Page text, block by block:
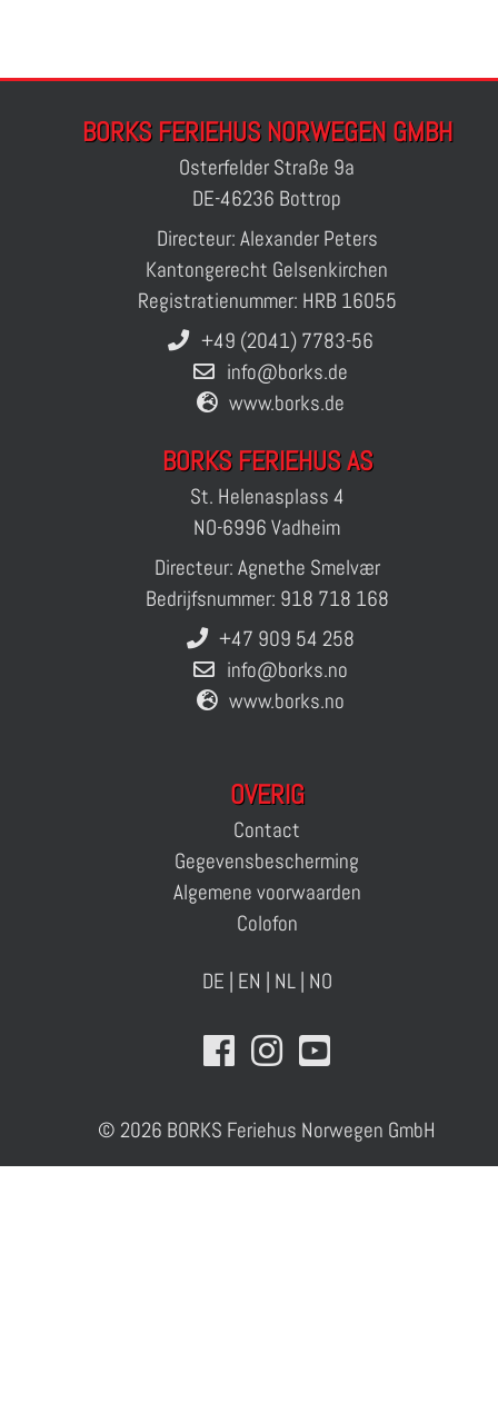
BORKS FERIEHUS NORWEGEN GMBH
Osterfelder Straße 9a
DE-46236 Bottrop
Directeur: Alexander Peters
Kantongerecht Gelsenkirchen
Registratienummer: HRB 16055
+49 (2041) 7783-56
info@borks.de
www.borks.de
BORKS FERIEHUS AS
St. Helenasplass 4
NO-6996 Vadheim
Directeur: Agnethe Smelvær
Bedrijfsnummer: 918 718 168
+47 909 54 258
info@borks.no
www.borks.no
OVERIG
Contact
Gegevensbescherming
Algemene voorwaarden
Colofon
DE | EN | NL| NO
© 2026 BORKS Feriehus Norwegen GmbH